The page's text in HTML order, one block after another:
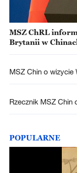
MSZ ChRL
Brytanii w
MSZ Chin o wizycie
Rzecznik MSZ Chin
POPULARNE